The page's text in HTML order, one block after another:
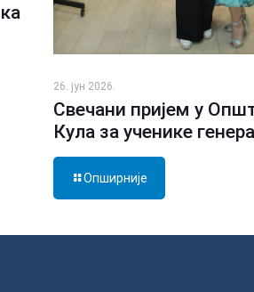
26. јун 2026.
Свечани пријем у
Кула за ученике
Опширније